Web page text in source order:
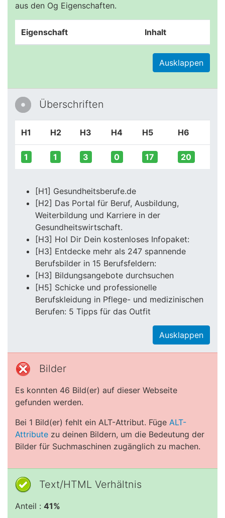
aus den Og Eigenschaften.
Eigenschaft Inhalt
Ausklappen
Überschriften
H1 H2 H3 H4 H5 H6
1 1 3 0 17 20
[H1] Gesundheitsberufe.de
[H2] Das Portal für Beruf, Ausbildung,
Weiterbildung und Karriere in der
Gesundheitswirtschaft.
[H3] Hol Dir Dein kostenloses Infopaket:
[H3] Entdecke mehr als 247 spannende
Berufsbilder in 15 Berufsfeldern:
[H3] Bildungsangebote durchsuchen
[H5] Schicke und professionelle
Berufskleidung in Pflege- und medizinischen
Berufen: 5 Tipps für das Outfit
Ausklappen
Bilder
Es konnten 46 Bild(er) auf dieser Webseite
gefunden werden.
Bei 1 Bild(er) fehlt ein ALT-Attribut. Füge ALT-
Attribute zu deinen Bildern, um die Bedeutung der
Bilder für Suchmaschinen zugänglich zu machen.
Text/HTML Verhältnis
Anteil : 41%